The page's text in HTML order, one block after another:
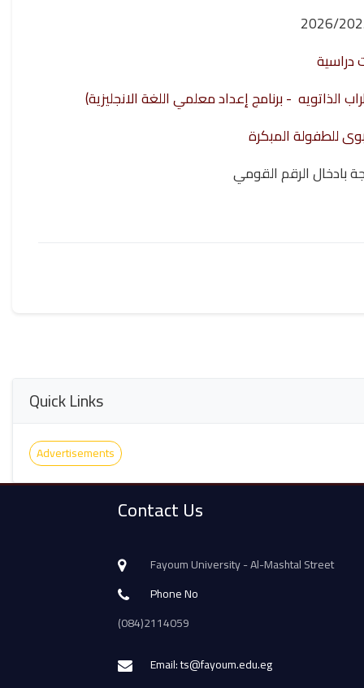
دراسية
- برنامج إعداد معلمي اللغة الانجليزية)
للطفولة المبكرة
بادخال الرقم القومي
Quick Links
Advertisements
Contact Us
Fayoum University - Al-Mashtal Street
Phone No
(084)2114059
Email: ts@fayoum.edu.eg